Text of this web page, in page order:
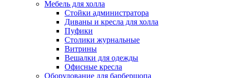
Мебель для холла
Стойки администратора
Диваны и кресла для холла
Пуфики
Столики журнальные
Витрины
Вешалки для одежды
Офисные кресла
Оборудование для барбершопа